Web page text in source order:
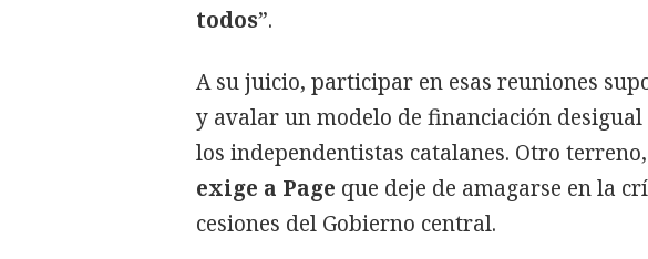
todos”.
A su juicio, participar en esas reuniones
y avalar un modelo de financiación
los independentistas catalanes. Otro
exige a Page que deje de amagarse en la
cesiones del Gobierno central.